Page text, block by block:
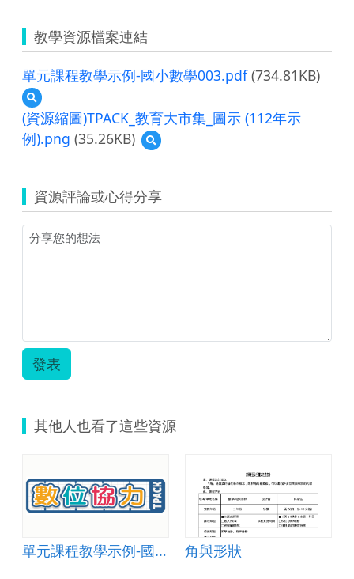
教學資源檔案連結
單元課程教學示例-國小數學003.pdf(734.81KB)
預
覽
單
元
教
學
示
例-
國
(資源縮圖)TPACK_教育大市集_圖示 (112年示
例).png (35.26KB)
預
覽
縮
圖)TPACK_
教
資源評論或心得分享
發表
其他人也看了這些資源
單元課程教學示例-國小數學004 角與形狀